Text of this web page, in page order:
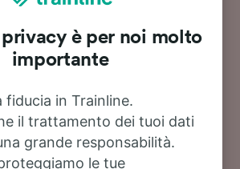
in treno da Figline
Donà di Piave-Jesolo
viaggio in treno da Figline
di Piave-Jesolo? Consulta orari
soluzioni di viaggio in un unico
privacy è per noi molto
importante
fiducia in Trainline.
il trattamento dei tuoi dati
grande responsabilità.
le tue